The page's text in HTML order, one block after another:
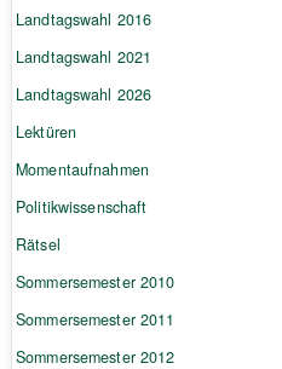
Landtagswahl 2016
Landtagswahl 2021
Landtagswahl 2026
Lektüren
Momentaufnahmen
Politikwissenschaft
Rätsel
Sommersemester 2010
Sommersemester 2011
Sommersemester 2012